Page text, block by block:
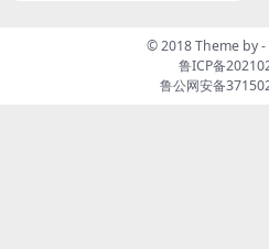
© 2018 Theme by -
鲁ICP备
鲁公网安备